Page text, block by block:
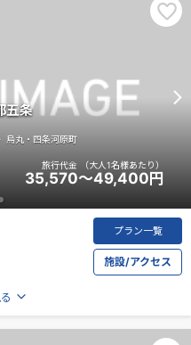
五条
プラン一覧
施設/アクセス
烏丸・四条河原町
旅行代金 （大人1名様あたり）
35,570～49,400 円